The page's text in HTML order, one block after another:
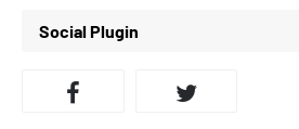
Social Plugin